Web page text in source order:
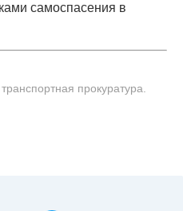
самоспасения в
прокуратура.